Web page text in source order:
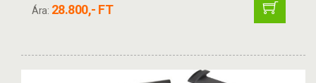
Ára: 28.800,- FT